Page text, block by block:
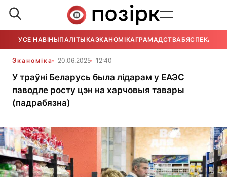
УСЕ НАВІНЫПАЛІТЫКАЭКАНОМІКАГРАМАДСТВАБЯСПЕКА
Эканоміка 20.06.2025 12:40
У траўні Беларусь была лідарам у ЕАЭС
паводле росту цэн на харчовыя тавары
(падрабязна)